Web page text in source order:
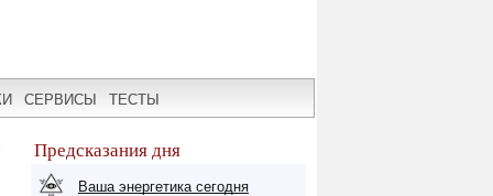
СЕРВИСЫ ТЕСТЫ
Предсказания дня
Ваша энергетика сегодня